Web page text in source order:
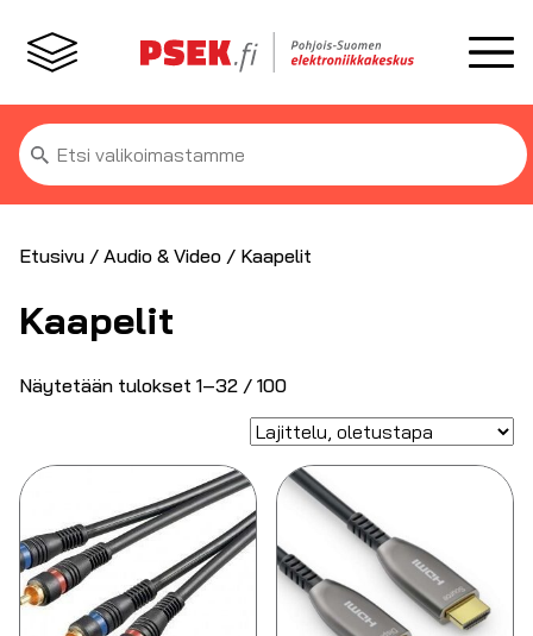
Etsi:
Etusivu / Audio & Video / Kaapelit
Kaapelit
Näytetään tulokset 1–32 / 100